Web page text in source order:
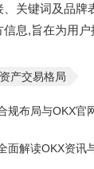
、关键词及品牌
息,旨在为用户
产交易格局
规布局与OKX官
面解读OKX资讯